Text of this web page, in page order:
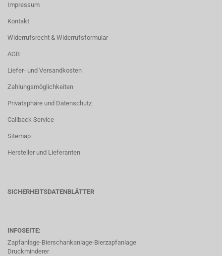
Impressum
Kontakt
Widerrufsrecht & Widerrufsformular
AGB
Liefer- und Versandkosten
Zahlungsmöglichkeiten
Privatsphäre und Datenschutz
Callback Service
Sitemap
Hersteller und Lieferanten
SICHERHEITSDATENBLÄTTER
INFOSEITE:
Zapfanlage-Bierschankanlage-Bierzapfanlage
Druckminderer